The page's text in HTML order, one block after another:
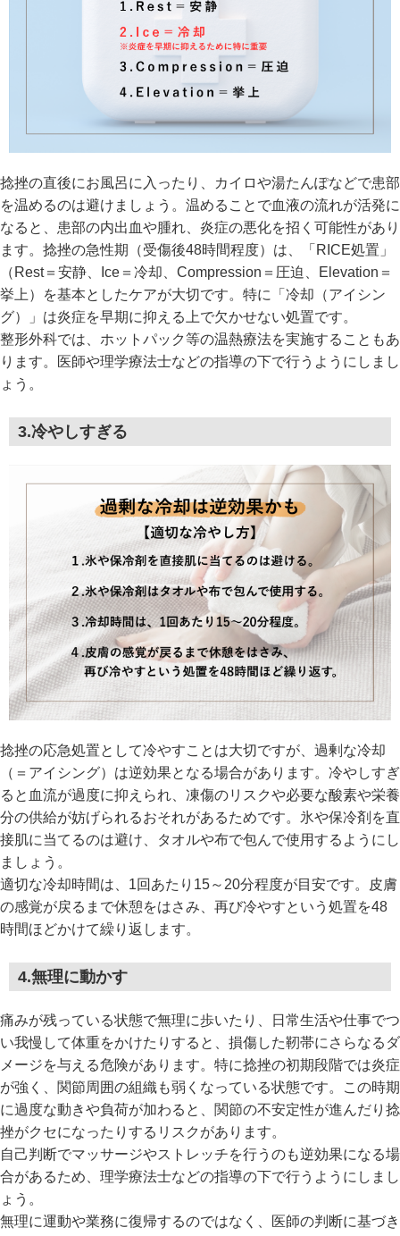
捻挫の直後にお風呂に入ったり、カイロや湯たんぽなどで患部
を温めるのは避けましょう。温めることで血液の流れが活発に
なると、患部の内出血や腫れ、炎症の悪化を招く可能性があり
ます。捻挫の急性期（受傷後48時間程度）は、「RICE処置」
（Rest＝安静、Ice＝冷却、Compression＝圧迫、Elevation＝
挙上）を基本としたケアが大切です。特に「冷却（アイシン
グ）」は炎症を早期に抑える上で欠かせない処置です。
整形外科では、ホットパック等の温熱療法を実施することもあ
ります。医師や理学療法士などの指導の下で行うようにしまし
ょう。
3.冷やしすぎる
捻挫の応急処置として冷やすことは大切ですが、過剰な冷却
（＝アイシング）は逆効果となる場合があります。冷やしすぎ
ると血流が過度に抑えられ、凍傷のリスクや必要な酸素や栄養
分の供給が妨げられるおそれがあるためです。氷や保冷剤を直
接肌に当てるのは避け、タオルや布で包んで使用するようにし
ましょう。
適切な冷却時間は、1回あたり15～20分程度が目安です。皮膚
の感覚が戻るまで休憩をはさみ、再び冷やすという処置を48
時間ほどかけて繰り返します。
4.無理に動かす
痛みが残っている状態で無理に歩いたり、日常生活や仕事でつ
い我慢して体重をかけたりすると、損傷した靭帯にさらなるダ
メージを与える危険があります。特に捻挫の初期段階では炎症
が強く、関節周囲の組織も弱くなっている状態です。この時期
に過度な動きや負荷が加わると、関節の不安定性が進んだり捻
挫がクセになったりするリスクがあります。
自己判断でマッサージやストレッチを行うのも逆効果になる場
合があるため、理学療法士などの指導の下で行うようにしまし
ょう。
無理に運動や業務に復帰するのではなく、医師の判断に基づき